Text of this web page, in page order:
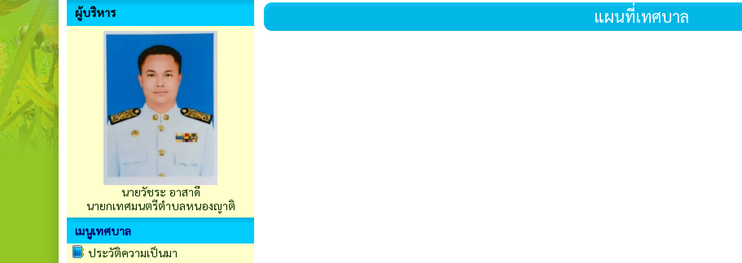
ผู้บริหาร
นายวัชระ อาสาดี
นายกเทศมนตรีตำบลหนองญาติ
เมนูเทศบาล
ประวัติความเป็นมา
แผนที่เทศบาล